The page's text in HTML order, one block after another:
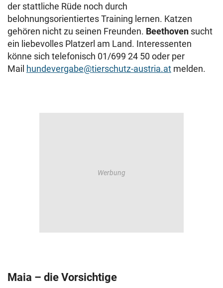
der stattliche Rüde noch durch
belohnungsorientiertes Training lernen. Katzen
gehören nicht zu seinen Freunden. Beethoven sucht
ein liebevolles Platzerl am Land. Interessenten
könne sich telefonisch 01/699 24 50 oder per
Mail hundevergabe@tierschutz-austria.at melden.
Maia – die Vorsichtige